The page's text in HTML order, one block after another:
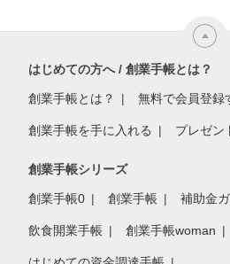
はじめての方へ / 創業手帳とは？
創業手帳とは？ 無料で会員登録
創業手帳を手に入れる プレゼン
創業手帳シリーズ
創業手帳0 創業手帳 補助金
飲食開業手帳 創業手帳woman